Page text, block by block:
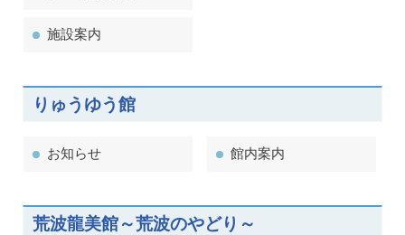
施設案内
りゅうゆう館
お知らせ 館内案内
荒波龍美館～荒波のやどり～